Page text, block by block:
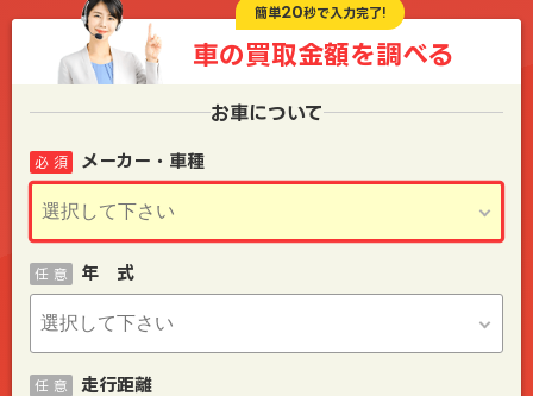
簡単20秒で入力完了!
車の買取金額を調べる
お車について
メーカー・車種
必 須
年 式
任 意
走行距離
任 意